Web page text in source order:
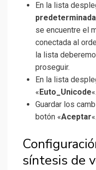
En la lista
predeterminada
se encuentre el
conectada al
la lista
proseguir.
En la lista
« Euto_Unicode«.
Guardar los
botón «Aceptar«.
síntesis de